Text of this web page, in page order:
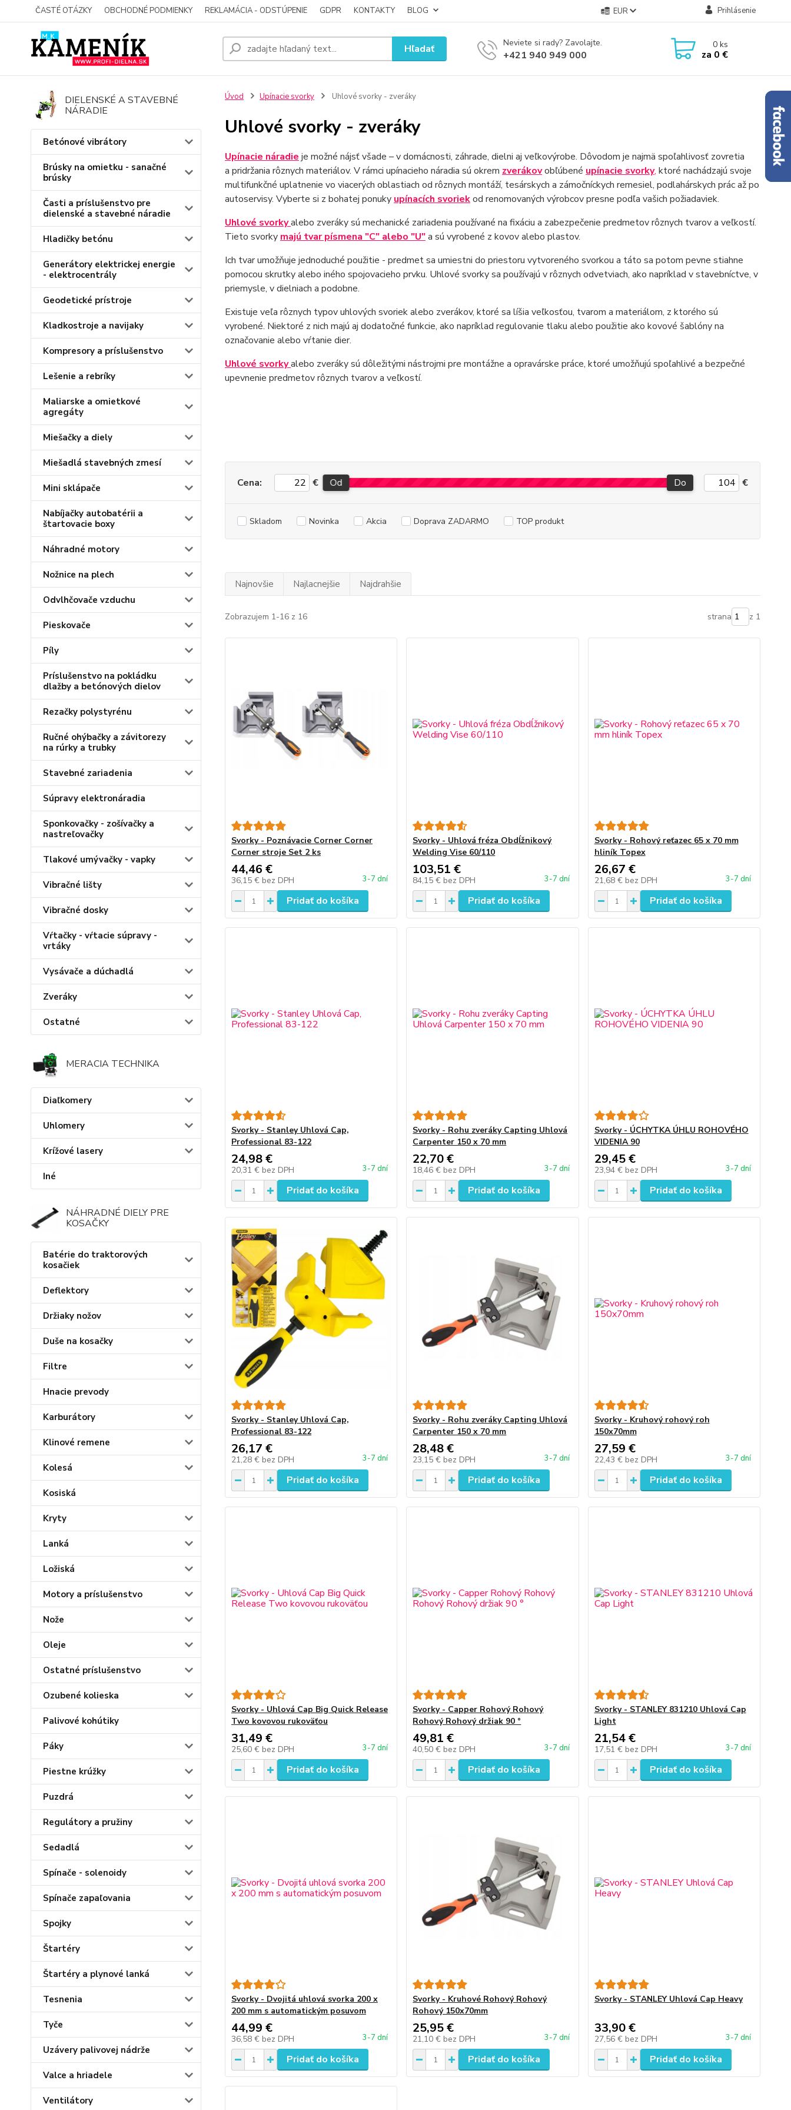
ČASTÉ OTÁZKY OBCHODNÉ PODMIENKY REKLAMÁCIA - ODSTÚPENIE GDPR KONTAKTY BLOG EUR Prihlásenie
Hľadať Neviete si rady? Zavolajte.
+421 940 949 000
0ks
za 0 €
DIELENSKÉ A STAVEBNÉ
NÁRADIE
Betónové vibrátory
Brúsky na omietku - sanačné
brúsky
Časti a príslušenstvo pre
dielenské a stavebné náradie
Hladičky betónu
Generátory elektrickej energie
- elektrocentrály
Geodetické prístroje
Kladkostroje a navijaky
Kompresory a príslušenstvo
Lešenie a rebríky
Maliarske a omietkové
agregáty
Miešačky a diely
Miešadlá stavebných zmesí
Mini sklápače
Nabíjačky autobatérii a
štartovacie boxy
Náhradné motory
Nožnice na plech
Odvlhčovače vzduchu
Pieskovače
Píly
Príslušenstvo na pokládku
dlažby a betónových dielov
Rezačky polystyrénu
Ručné ohýbačky a závitorezy
na rúrky a trubky
Stavebné zariadenia
Súpravy elektronáradia
Sponkovačky - zošívačky a
nastreľovačky
Tlakové umývačky - vapky
Vibračné lišty
Vibračné dosky
Vŕtačky - vŕtacie súpravy -
vrtáky
Vysávače a dúchadlá
Zveráky
Ostatné
MERACIA TECHNIKA
Diaľkomery
Uhlomery
Krížové lasery
Iné
NÁHRADNÉ DIELY PRE
KOSAČKY
Batérie do traktorových
kosačiek
Deflektory
Držiaky nožov
Duše na kosačky
Filtre
Hnacie prevody
Karburátory
Klinové remene
Kolesá
Kosiská
Kryty
Lanká
Ložiská
Motory a príslušenstvo
Nože
Oleje
Ostatné príslušenstvo
Ozubené kolieska
Palivové kohútiky
Páky
Piestne krúžky
Puzdrá
Regulátory a pružiny
Sedadlá
Spínače - solenoidy
Spínače zapaľovania
Spojky
Štartéry
Štartéry a plynové lanká
Tesnenia
Tyče
Uzávery palivovej nádrže
Valce a hriadele
Ventilátory
Úvod Upínacie svorky Uhlové svorky - zveráky
Uhlové svorky - zveráky
Upínacie náradie je možné nájsť všade – v domácnosti, záhrade, dielni aj veľkovýrobe. Dôvodom je najmä spoľahlivosť zovretia
a pridržania rôznych materiálov. V rámci upínacieho náradia sú okrem zverákovobľúbené upínacie svorky, ktoré nachádzajú svoje
multifunkčné uplatnenie vo viacerých oblastiach od rôznych montáží, tesárskych a zámočníckych remesiel, podlahárskych prác až po
autoservisy. Vyberte si z bohatej ponuky upínacích svoriekod renomovaných výrobcov presne podľa vašich požiadaviek.
Uhlové svorkyalebo zveráky sú mechanické zariadenia používané na fixáciu a zabezpečenie predmetov rôznych tvarov a veľkostí.
Tieto svorky majú tvar písmena "C" alebo "U"a sú vyrobené z kovov alebo plastov.
Ich tvar umožňuje jednoduché použitie - predmet sa umiestni do priestoru vytvoreného svorkou a táto sa potom pevne stiahne
pomocou skrutky alebo iného spojovacieho prvku. Uhlové svorky sa používajú v rôznych odvetviach, ako napríklad v stavebníctve, v
priemysle, v dielniach a podobne.
Existuje veľa rôznych typov uhlových svoriek alebo zverákov, ktoré sa líšia veľkosťou, tvarom a materiálom, z ktorého sú
vyrobené. Niektoré z nich majú aj dodatočné funkcie, ako napríklad regulovanie tlaku alebo použitie ako kovové šablóny na
označovanie alebo vŕtanie dier.
Uhlové svorkyalebo zveráky sú dôležitými nástrojmi pre montážne a opravárske práce, ktoré umožňujú spoľahlivé a bezpečné
upevnenie predmetov rôznych tvarov a veľkostí.
Cena: € Od Do €
Skladom Novinka Akcia Doprava ZADARMO TOP produkt
Najnovšie Najlacnejšie Najdrahšie
Zobrazujem 1-16 z 16 strana z 1
Svorky - Poznávacie Corner Corner
Corner stroje Set 2 ks
44,46 €
36,15 € bez DPH 3-7 dní
Pridať do košíka
Svorky - Uhlová fréza Obdĺžnikový
Welding Vise 60/110
103,51 €
84,15 € bez DPH 3-7 dní
Pridať do košíka
Svorky - Rohový reťazec 65 x 70 mm
hliník Topex
26,67 €
21,68 € bez DPH 3-7 dní
Pridať do košíka
Svorky - Stanley Uhlová Cap,
Professional 83-122
24,98 €
20,31 € bez DPH 3-7 dní
Pridať do košíka
Svorky - Rohu zveráky Capting Uhlová
Carpenter 150 x 70 mm
22,70 €
18,46 € bez DPH 3-7 dní
Pridať do košíka
Svorky - ÚCHYTKA ÚHLU ROHOVÉHO
VIDENIA 90
29,45 €
23,94 € bez DPH 3-7 dní
Pridať do košíka
Svorky - Stanley Uhlová Cap,
Professional 83-122
26,17 €
21,28 € bez DPH 3-7 dní
Pridať do košíka
Svorky - Rohu zveráky Capting Uhlová
Carpenter 150 x 70 mm
28,48 €
23,15 € bez DPH 3-7 dní
Pridať do košíka
Svorky - Kruhový rohový roh
150x70mm
27,59 €
22,43 € bez DPH 3-7 dní
Pridať do košíka
Svorky - Uhlová Cap Big Quick Release
Two kovovou rukoväťou
31,49 €
25,60 € bez DPH 3-7 dní
Pridať do košíka
Svorky - Capper Rohový Rohový
Rohový Rohový držiak 90 °
49,81 €
40,50 € bez DPH 3-7 dní
Pridať do košíka
Svorky - STANLEY 831210 Uhlová Cap
Light
21,54 €
17,51 € bez DPH 3-7 dní
Pridať do košíka
Svorky - Dvojitá uhlová svorka 200 x
200 mm s automatickým posuvom
44,99 €
36,58 € bez DPH 3-7 dní
Pridať do košíka
Svorky - Kruhové Rohový Rohový
Rohový 150x70mm
25,95 €
21,10 € bez DPH 3-7 dní
Pridať do košíka
Svorky - STANLEY Uhlová Cap Heavy
33,90 €
27,56 € bez DPH 3-7 dní
Pridať do košíka